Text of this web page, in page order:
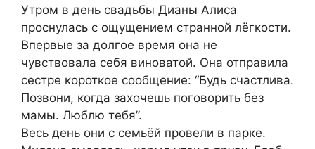
Утром в день свадьбы Дианы Алиса
проснулась с ощущением странной лёгкости.
Впервые за долгое время она не
чувствовала себя виноватой. Она отправила
сестре короткое сообщение: “Будь счастлива.
Позвони, когда захочешь поговорить без
мамы. Люблю тебя”.
Весь день они с семьёй провели в парке.